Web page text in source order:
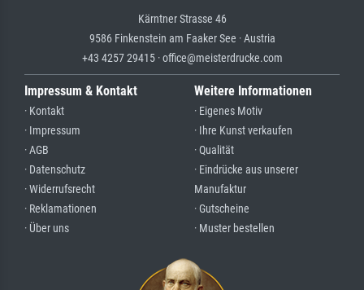
Kärntner Strasse 46
9586 Finkenstein am Faaker See · Austria
+43 4257 29415 · office@meisterdrucke.com
Impressum & Kontakt
· Kontakt
· Impressum
· AGB
· Datenschutz
· Widerrufsrecht
· Reklamationen
· Über uns
Weitere Informationen
· Eigenes Motiv
· Ihre Kunst verkaufen
· Qualität
· Eindrücke aus unserer
Manufaktur
· Gutscheine
· Muster bestellen